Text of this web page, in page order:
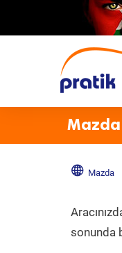
Mazda
Mazda
sonunda